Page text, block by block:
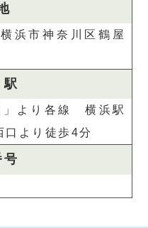
浜市神奈川区鶴屋
」より各線 横浜駅
口より徒歩4分
号